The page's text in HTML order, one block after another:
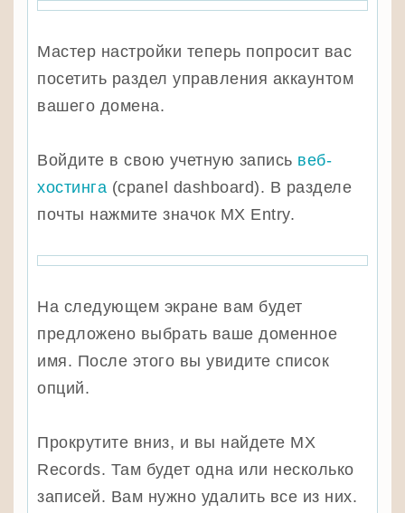
Мастер настройки теперь попросит вас
посетить раздел управления аккаунтом
вашего домена.
Войдите в свою учетную запись веб-
хостинга (cpanel dashboard). В разделе
почты нажмите значок MX Entry.
На следующем экране вам будет
предложено выбрать ваше доменное
имя. После этого вы увидите список
опций.
Прокрутите вниз, и вы найдете MX
Records. Там будет одна или несколько
записей. Вам нужно удалить все из них.